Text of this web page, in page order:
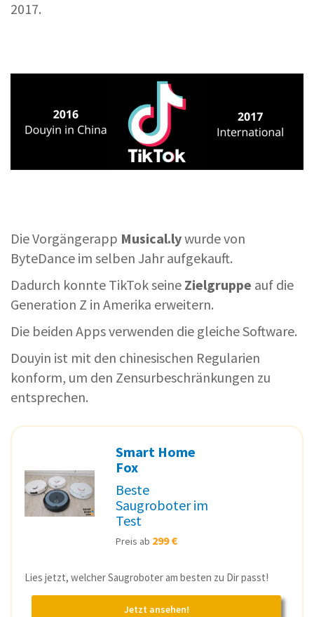
2017.
Die Vorgängerapp Musical.lywurde von
ByteDance im selben Jahr aufgekauft.
Dadurch konnte TikTok seine Zielgruppe auf die
Generation Z in Amerika erweitern.
Die beiden Apps verwenden die gleiche Software.
Douyin ist mit den chinesischen Regularien
konform, um den Zensurbeschränkungen zu
entsprechen.
Smart Home
Fox
Beste
Saugroboter im
Test
Preis ab 299 €
Lies jetzt, welcher Saugroboter am besten zu Dir passt!
Jetzt ansehen!